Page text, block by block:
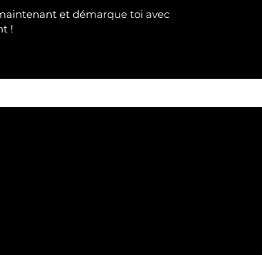
et démarque toi avec
t !